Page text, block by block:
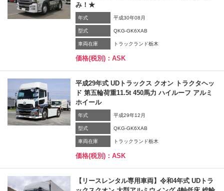
み！★
年式 平成30年08月
型式 QKG-GK6XAB
車両在庫 トラックランド栃木
価格(税別)：ASK
平成29年式 UDトラックス クオン トラクタヘッ
ド 第五輪荷重11.5t 450馬力 ハイルーフ アルミ
ホイール
年式 平成29年12月
型式 QKG-GK6XAB
車両在庫 トラックランド栃木
価格(税別)：ASK
【リースレンタル専用車両】令和4年式 UDトラ